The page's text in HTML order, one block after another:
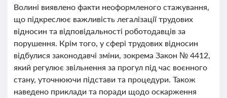
Волині виявлено факти неоформленого стажування,
що підкреслює важливість легалізації трудових
відносин та відповідальності роботодавців за
порушення. Крім того, у сфері трудових відносин
відбулися законодавчі зміни, зокрема Закон № 4412,
який регулює звільнення за прогул під час воєнного
стану, уточнюючи підстави та процедури. Також
наведено приклади та поради щодо оскарження